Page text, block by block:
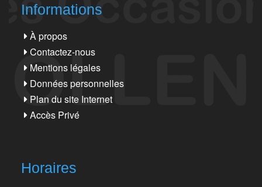
Informations
À propos
Contactez-nous
Mentions légales
Données personnelles
Plan du site Internet
Accès Privé
Horaires